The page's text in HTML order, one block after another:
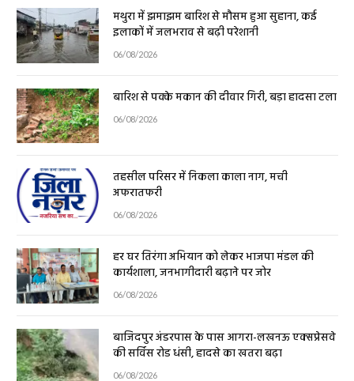
मथुरा में झमाझम बारिश से मौसम हुआ सुहाना, कई
इलाकों में जलभराव से बढ़ी परेशानी
06/08/2026
बारिश से पक्के मकान की दीवार गिरी, बड़ा हादसा टला
06/08/2026
तहसील परिसर में निकला काला नाग, मची
अफरातफरी
06/08/2026
हर घर तिरंगा अभियान को लेकर भाजपा मंडल की
कार्यशाला, जनभागीदारी बढ़ाने पर जोर
06/08/2026
बाजिदपुर अंडरपास के पास आगरा-लखनऊ एक्सप्रेसवे
की सर्विस रोड धंसी, हादसे का खतरा बढ़ा
06/08/2026